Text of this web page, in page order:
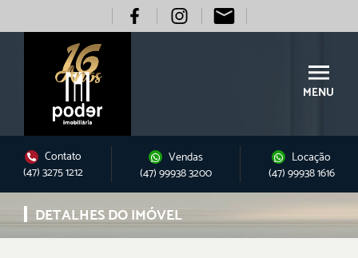
MENU
Contato
(47) 3275 1212
Vendas
(47) 99938 3200
Locação
(47) 99938 1616
DETALHES DO IMÓVEL